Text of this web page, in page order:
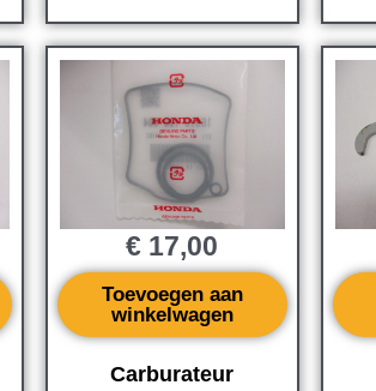
Carburateur
€ 17,00
Toevoegen aan
winkelwagen